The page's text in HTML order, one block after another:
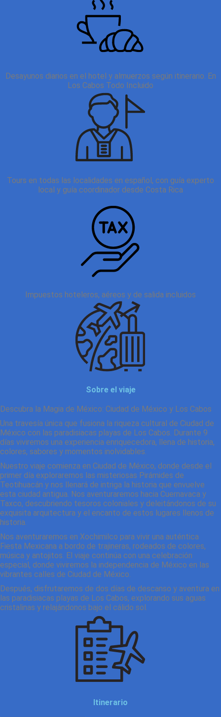
Desayunos diarios en el hotel y almuerzos según itinerario. En
Los Cabos Todo Incluido
Tours en todas las localidades en español, con guía experto
local y guía coordinador desde Costa Rica
Impuestos hoteleros, aéreos y de salida incluidos
Sobre el viaje
Descubra la Magia de México: Ciudad de México y Los Cabos
Una travesía única que fusiona la riqueza cultural de Ciudad de
México con las paradisiacas playas de Los Cabos. Durante 9
días viviremos una experiencia enriquecedora, llena de historia,
colores, sabores y momentos inolvidables.
Nuestro viaje comienza en Ciudad de México, donde desde el
primer día exploraremos las misteriosas Pirámides de
Teotihuacán y nos llenará de intriga la historia que envuelve
esta ciudad antigua. Nos aventuraremos hacia Cuernavaca y
Taxco, descubriendo tesoros coloniales y deleitándonos de su
exquisita arquitectura y el encanto de estos lugares llenos de
historia.
Nos aventuraremos en Xochimilco para vivir una auténtica
Fiesta Mexicana a bordo de trajineras, rodeados de colores,
música y antojitos. El viaje continúa con una celebración
especial, donde viviremos la independencia de México en las
vibrantes calles de Ciudad de México.
Después, disfrutaremos de dos días de descanso y aventura en
las paradisiacas playas de Los Cabos, explorando sus aguas
cristalinas y relajándonos bajo el cálido sol.
Itinerario